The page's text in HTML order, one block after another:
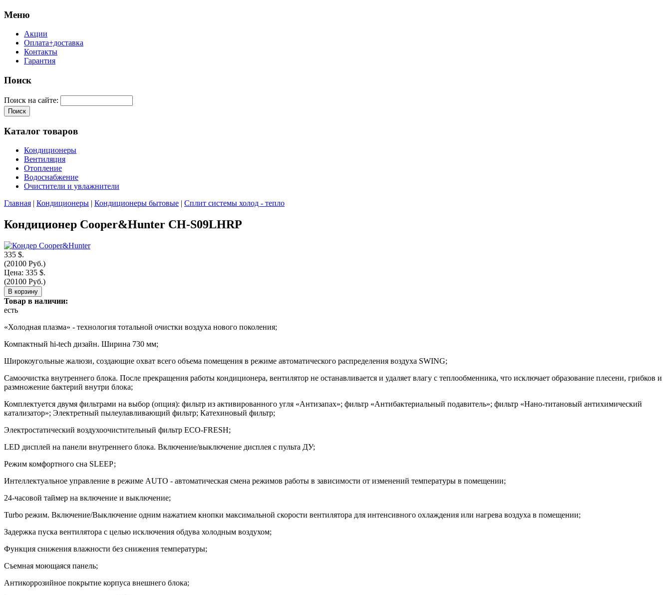
Меню
Акции
Оплата+доставка
Контакты
Гарантия
Поиск
Поиск на сайте:
Каталог товаров
Кондиционеры
Вентиляция
Отопление
Водоснабжение
Очистители и увлажнители
Главная | Кондиционеры | Кондиционеры бытовые | Сплит системы холод - тепло
Кондиционер Cooper&Hunter CH-S09LHRP
335 $.
(20100 Руб.)
Цена: 335 $.
(20100 Руб.)
Товар в наличии:
есть
«Холодная плазма» - технология тотальной очистки воздуха нового поколения;
Компактный hi-tech дизайн. Ширина 730 мм;
Широкоугольные жалюзи, создающие охват всего объема помещения в режиме автоматического распределения воздуха SWING;
Самоочистка внутреннего блока. После прекращения работы кондиционера, вентилятор не останавливается и удаляет влагу с теплообменника, что исключает образование плесени, грибков и
размножение бактерий внутри блока;
Комплектуется двумя фильтрами на выбор (опция): фильтр из активированного угля «Антизапах»; фильтр «Антибактериальный подавитель»; фильтр «Нано-титановый антихимический
катализатор»; Электретный пылеулавливающий фильтр; Катехиновый фильтр;
Электростатический воздухоочистительный фильтр ЕСО-FRESH;
LED дисплей на панели внутреннего блока. Включение/выключение дисплея с пульта ДУ;
Режим комфортного сна SLЕЕР;
Интеллектуальное управление в режиме AUTO - автоматическая смена режимов работы в зависимости от изменений температуры в помещении;
24-часовой таймер на включение и выключение;
Turbo режим. Включение/Выключение одним нажатием кнопки максимальной скорости вентилятора для интенсивного охлаждения или нагрева воздуха в помещении;
Задержка пуска вентилятора с целью исключения обдува холодным воздухом;
Функция снижения влажности без снижения температуры;
Съемная моющаяся панель;
Антикоррозийное покрытие корпуса внешнего блока;